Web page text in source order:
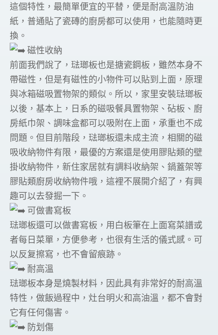
這個特性，最簡單便宜的平替，便是耐高溫防油
紙，普通貼了瓷磚的廚房都可以使用，也能隨時更
換。
磁性收納
前面我們說了，琺瑯板也是搪瓷鋼板，雖然本身不
帶磁性，但是有磁性的小物件可以貼到上面，原理
與冰箱磁吸置物架的類似。所以，家里安裝琺瑯板
以後，基本上，日系的磁吸餐具置物架、砧板、廚
房紙巾架、調味盒都可以吸附在上面，承重也不成
問題。但目前階段，琺瑯板還未成主流，相關的磁
吸收納物件有限，最優的方案還是使用膠貼類的壁
掛收納物件，新住家居就有調料收納架、鍋蓋架等
膠貼類廚房收納物件哦，這裡不展開介紹了，有興
趣可以去發掘一下。
可做書寫板
琺瑯板還可以做書寫板，用白板筆在上面寫菜譜或
者每日菜單，方便參考，也很有生活的儀式感。可
以反复擦寫，也不會留痕跡。
耐高溫
琺瑯板本身是燒製材料，因此具有非常好的耐高溫
特性，做飯過程中，灶台明火和高油溫，都不會對
它有任何傷害。
防划傷